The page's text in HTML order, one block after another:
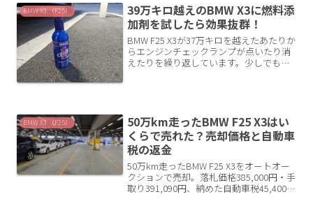
BMW X3 （F25）
39万キロ越えのBMW X3に燃料添
加剤を試したら効果抜群！
BMW F25 X3が37万キロを越えたあたりか
らエンジンチェックランプが点いたり消
えたりを繰り返しています。少しでも改
BMW X3 （F25）
50万km走ったBMW F25 X3はい
くらで売れた？売却価格と自動車
税の返金
50万km走ったBMW F25 X3をオートオー
クションで売却。落札価格385,000円・手
取り391,090円、納めた自動車税45,400円